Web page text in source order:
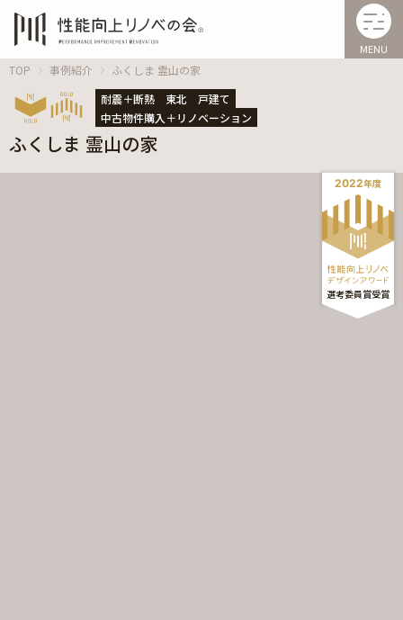
MENU
TOP 事例紹介
ふくしま 霊山の家
耐震＋断熱
東北
戸建て
中古物件購入＋リノベーション
ふくしま 霊山の家
2022年度
選考委員賞受賞